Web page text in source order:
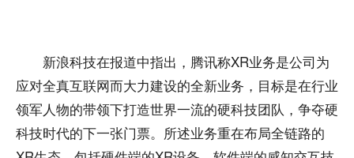
新浪科技在报道中指出，腾讯称XR业务是公司为
应对全真互联网而大力建设的全新业务，目标是在行业
领军人物的带领下打造世界一流的硬科技团队，争夺硬
科技时代的下一张门票。所述业务重在布局全链路的